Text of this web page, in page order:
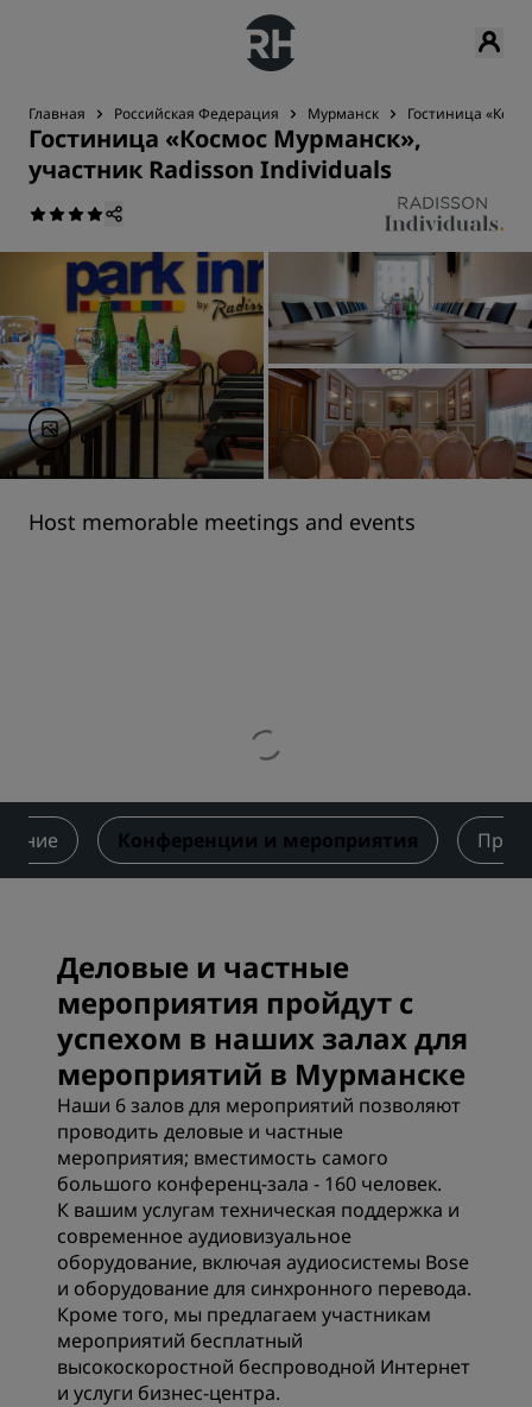
Главная Российская Федерация Мурманск Гостиница
Гостиница «Космос Мурманск»,
участник Radisson Individuals
Host memorable meetings and events
Конференции и мероприятия
Деловые и частные
мероприятия пройдут с
успехом в наших залах для
мероприятий в Мурманске
Наши 6 залов для мероприятий позволяют
проводить деловые и частные
мероприятия; вместимость самого
большого конференц-зала - 160 человек.
К вашим услугам техническая поддержка и
современное аудиовизуальное
оборудование, включая аудиосистемы Bose
и оборудование для синхронного перевода.
Кроме того, мы предлагаем участникам
мероприятий бесплатный
высокоскоростной беспроводной Интернет
и услуги бизнес-центра.